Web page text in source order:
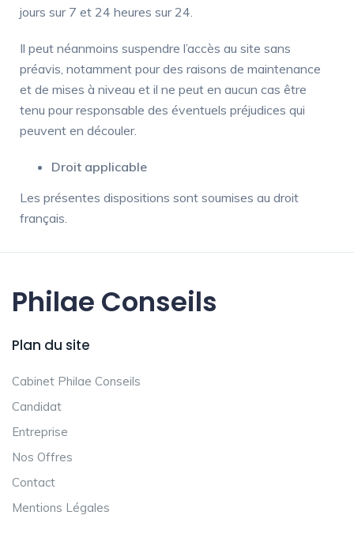
jours sur 7 et 24 heures sur 24.
Il peut néanmoins suspendre l’accès au site sans
préavis, notamment pour des raisons de maintenance
et de mises à niveau et il ne peut en aucun cas être
tenu pour responsable des éventuels préjudices qui
peuvent en découler.
Droit applicable
Les présentes dispositions sont soumises au droit
français.
Philae Conseils
Plan du site
Cabinet Philae Conseils
Candidat
Entreprise
Nos Offres
Contact
Mentions Légales